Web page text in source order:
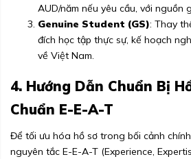
AUD/năm nếu yêu cầu, với nguồn
Genuine Student (GS): Thay
đích học tập thực sự, kế hoạch
về Việt Nam.
4. Hướng Dẫn Chuẩn Bị
Chuẩn E-E-A-T
Để tối ưu hóa hồ sơ trong bối cảnh
nguyên tắc E-E-A-T (Experience,